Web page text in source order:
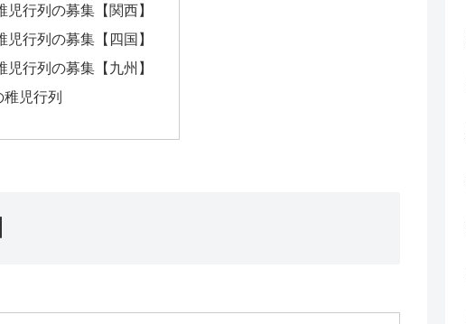
児行列の募集【関西】
児行列の募集【四国】
児行列の募集【九州】
稚児行列